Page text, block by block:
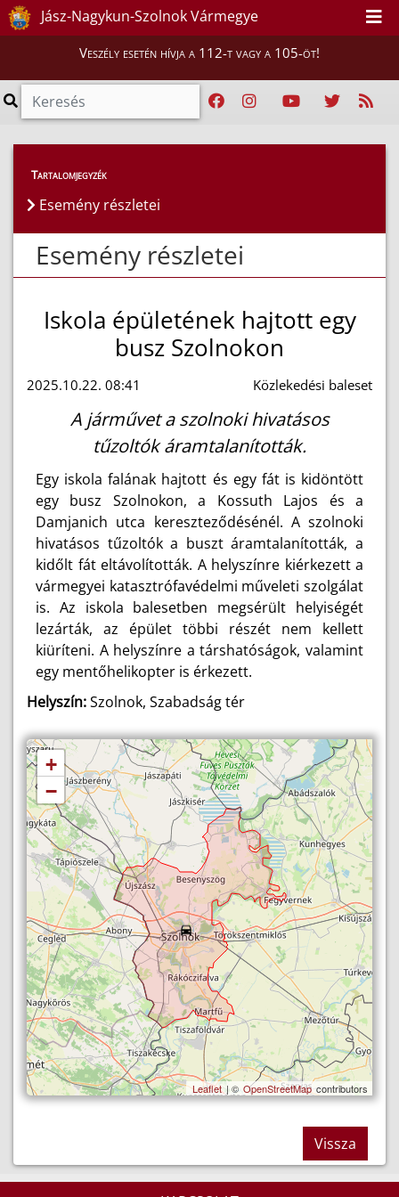
Jász-Nagykun-Szolnok Vármegye
Veszély esetén hívja a 112-t vagy a 105-öt!
Esemény részletei
Tartalomjegyzék
Esemény részletei
Esemény részletei
Iskola épületének hajtott egy
busz Szolnokon
2025.10.22. 08:41 Közlekedési baleset
A járművet a szolnoki hivatásos
tűzoltók áramtalanították.
Egy iskola falának hajtott és egy fát is kidöntött
egy busz Szolnokon, a Kossuth Lajos és a
Damjanich utca kereszteződésénél. A szolnoki
hivatásos tűzoltók a buszt áramtalanították, a
kidőlt fát eltávolították. A helyszínre kiérkezett a
vármegyei katasztrófavédelmi műveleti szolgálat
is. Az iskola balesetben megsérült helyiségét
lezárták, az épület többi részét nem kellett
kiüríteni. A helyszínre a társhatóságok, valamint
egy mentőhelikopter is érkezett.
Helyszín:Szolnok, Szabadság tér
+
−
Leaflet | © OpenStreetMap contributors
Vissza